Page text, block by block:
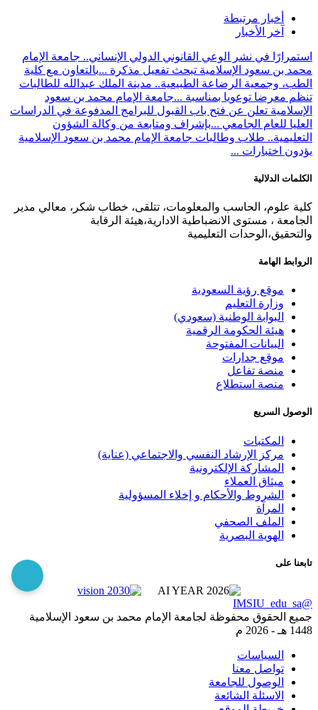
أخبار مرتبطة
آخر الأخبار
استمرارًا في نشر الوعي القانوني الدولي الإنساني.. جامعة الإمام
محمد بن سعود الإسلامية تبحث تفعيل مذكرة ...بالتعاون مع كلية
الطب، وجمعية الرضاعة الطبيعية.. مدينة الملك عبدالله للطالبات
تنظم معرضا توعويا بمناسبة ...جامعة الإمام محمد بن سعود
الإسلامية تعلن عن فتح باب القبول للبرامج المدفوعة في الدراسات
العليا للعام الجامعي ...بإشراف ومتابعة من وكالة الشؤون
التعليمية.. طلاب وطالبات جامعة الإمام محمد بن سعود الإسلامية
يؤدون اختبارات ...
الكلمات الدلالية
كلية علوم، الحاسب والمعلومات، تتلقى، خطاب شكر، معالي مدير
الجامعة ، مستوى الانضباطية الادارية،هيئة الرقابة
والتحقيق،الوحدات التعليمية
الروابط الهامة
موقع رؤية السعودية
وزارة التعليم
البوابة الوطنية (سعودي)
هيئة الحكومة الرقمية
البيانات المفتوحة
موقع جدارات
منصة تفاعل
منصة استطلاع
الوصول السريع
المكتبات
مركز الإرشاد النفسي والاجتماعي (عناية)
المشاركة الإلكترونية
ميثاق العملاء
الشروط والأحكام و إخلاء المسؤولية
المرآة
الملف الصحفي
الهوية البصرية
تابعنا على
@IMSIU_edu_sa
جميع الحقوق محفوظة لجامعة الإمام محمد بن سعود الإسلامية
1448 هـ -
2026 م
السياسات
تواصل معنا
الوصول للجامعة
الاسئلة الشائعة